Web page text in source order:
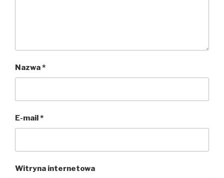
Nazwa*
E-mail*
Witryna internetowa